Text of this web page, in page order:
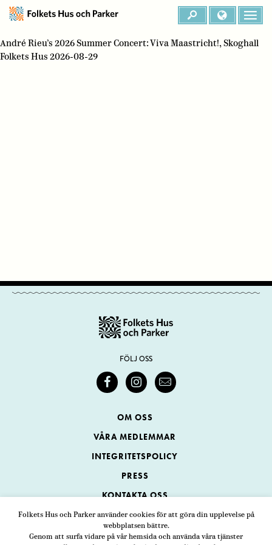
Folkets Hus och Parker använder cookies för att göra din upplevelse på
webbplatsen bättre.
Genom att surfa vidare på vår hemsida och använda våra tjänster
André Rieu’s 2026 Summer Concert: Viva Maastricht!, Skoghall
Folkets Hus 2026-08-29
FÖLJ OSS
OM OSS
VÅRA MEDLEMMAR
INTEGRITETSPOLICY
PRESS
KONTAKTA OSS
Folkets Hus och Parker